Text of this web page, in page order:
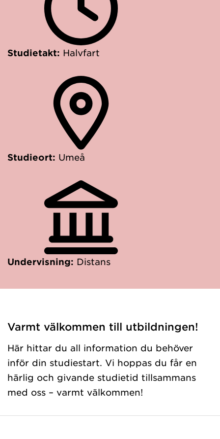
Studietakt: Halvfart
Studieort: Umeå
Undervisning: Distans
Varmt välkommen till utbildningen!
Här hittar du all information du behöver
inför din studiestart. Vi hoppas du får en
härlig och givande studietid tillsammans
med oss – varmt välkommen!